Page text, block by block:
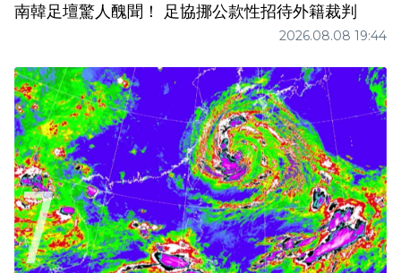
南韓足壇驚人醜聞！ 足協挪公款性招待外籍裁判
2026.08.08 19:44